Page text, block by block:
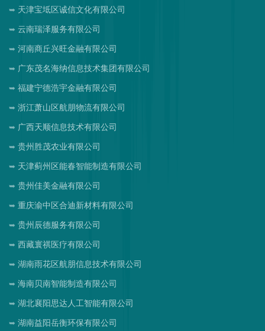
天津宝坻区诚信文化有限公司
云南瑞泽服务有限公司
河南商丘兴旺金融有限公司
广东茂名海纳信息技术集团有限公司
福建宁德浩宇金融有限公司
浙江萧山区航朋物流有限公司
广西天顺信息技术有限公司
贵州胜茂农业有限公司
天津蓟州区能春智能制造有限公司
贵州佳美金融有限公司
重庆渝中区合迪新材料有限公司
贵州辰德服务有限公司
西藏寰祺医疗有限公司
湖南雨花区航朋信息技术有限公司
海南贝南智能制造有限公司
湖北襄阳思达人工智能有限公司
湖南益阳岳衡环保有限公司